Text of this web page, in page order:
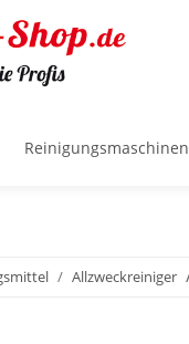
Reinigungsmaschinen
Allzweckreiniger